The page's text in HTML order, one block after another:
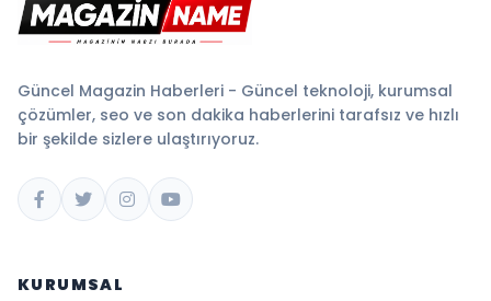
Güncel Magazin Haberleri - Güncel teknoloji, kurumsal
çözümler, seo ve son dakika haberlerini tarafsız ve hızlı
bir şekilde sizlere ulaştırıyoruz.
KURUMSAL